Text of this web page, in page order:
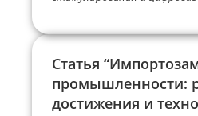
Статья
промышленности:
достижения и